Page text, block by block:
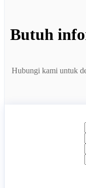
Butuh
Hubungi kami untuk